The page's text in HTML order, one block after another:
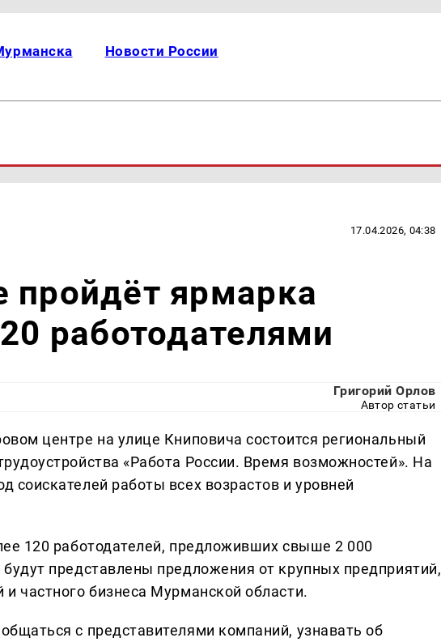
Новости России
17.04.2026, 04:38
пройдёт ярмарка
работодателями
Григорий Орлов
Автор статьи
центре на улице Книповича состоится региональный
«Работа России. Время возможностей». На
соискателей работы всех возрастов и уровней
120 работодателей, предложивших свыше 2 000
представлены предложения от крупных предприятий,
и частного бизнеса Мурманской области.
с представителями компаний, узнавать об